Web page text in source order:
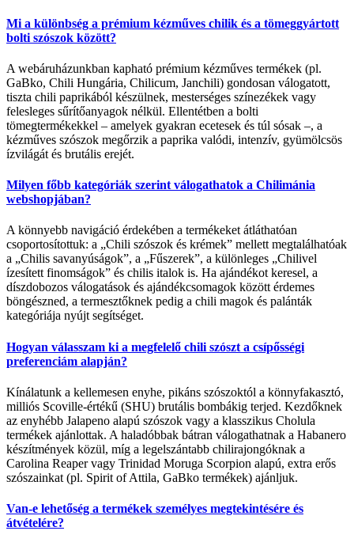
Mi a különbség a prémium kézműves chilik és a tömeggyártott
bolti szószok között?
A webáruházunkban kapható prémium kézműves termékek (pl.
GaBko, Chili Hungária, Chilicum, Janchili) gondosan válogatott,
tiszta chili paprikából készülnek, mesterséges színezékek vagy
felesleges sűrítőanyagok nélkül. Ellentétben a bolti
tömegtermékekkel – amelyek gyakran ecetesek és túl sósak –, a
kézműves szószok megőrzik a paprika valódi, intenzív, gyümölcsös
ízvilágát és brutális erejét.
Milyen főbb kategóriák szerint válogathatok a Chilimánia
webshopjában?
A könnyebb navigáció érdekében a termékeket átláthatóan
csoportosítottuk: a „Chili szószok és krémek” mellett megtalálhatóak
a „Chilis savanyúságok”, a „Fűszerek”, a különleges „Chilivel
ízesített finomságok” és chilis italok is. Ha ajándékot keresel, a
díszdobozos válogatások és ajándékcsomagok között érdemes
böngészned, a termesztőknek pedig a chili magok és palánták
kategóriája nyújt segítséget.
Hogyan válasszam ki a megfelelő chili szószt a csípősségi
preferenciám alapján?
Kínálatunk a kellemesen enyhe, pikáns szószoktól a könnyfakasztó,
milliós Scoville-értékű (SHU) brutális bombákig terjed. Kezdőknek
az enyhébb Jalapeno alapú szószok vagy a klasszikus Cholula
termékek ajánlottak. A haladóbbak bátran válogathatnak a Habanero
készítmények közül, míg a legelszántabb chilirajongóknak a
Carolina Reaper vagy Trinidad Moruga Scorpion alapú, extra erős
szószainkat (pl. Spirit of Attila, GaBko termékek) ajánljuk.
Van-e lehetőség a termékek személyes megtekintésére és
átvételére?